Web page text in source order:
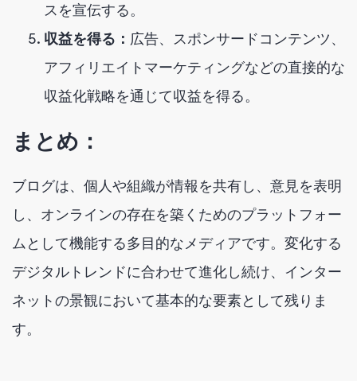
スを宣伝する。
収益を得る： 広告、スポンサードコンテンツ、
アフィリエイトマーケティングなどの直接的な
収益化戦略を通じて収益を得る。
まとめ：
ブログは、個人や組織が情報を共有し、意見を表明
し、オンラインの存在を築くためのプラットフォー
ムとして機能する多目的なメディアです。変化する
デジタルトレンドに合わせて進化し続け、インター
ネットの景観において基本的な要素として残りま
す。